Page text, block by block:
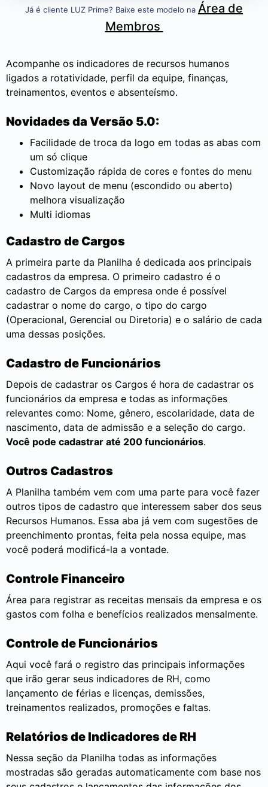
Já é cliente LUZ Prime? Baixe este modelo na Área de
Membros
Acompanhe os indicadores de recursos humanos
ligados a rotatividade, perfil da equipe, finanças,
treinamentos, eventos e absenteísmo.
Novidades da Versão 5.0:
Facilidade de troca da logo em todas as abas com
um só clique
Customização rápida de cores e fontes do menu
Novo layout de menu (escondido ou aberto)
melhora visualização
Multi idiomas
Cadastro de Cargos
A primeira parte da Planilha é dedicada aos principais
cadastros da empresa. O primeiro cadastro é o
cadastro de Cargos da empresa onde é possível
cadastrar o nome do cargo, o tipo do cargo
(Operacional, Gerencial ou Diretoria) e o salário de cada
uma dessas posições.
Cadastro de Funcionários
Depois de cadastrar os Cargos é hora de cadastrar os
funcionários da empresa e todas as informações
relevantes como: Nome, gênero, escolaridade, data de
nascimento, data de admissão e a seleção do cargo.
Você pode cadastrar até 200 funcionários.
Outros Cadastros
A Planilha também vem com uma parte para você fazer
outros tipos de cadastro que interessem saber dos seus
Recursos Humanos. Essa aba já vem com sugestões de
preenchimento prontas, feita pela nossa equipe, mas
você poderá modificá-la a vontade.
Controle Financeiro
Área para registrar as receitas mensais da empresa e os
gastos com folha e benefícios realizados mensalmente.
Controle de Funcionários
Aqui você fará o registro das principais informações
que irão gerar seus indicadores de RH, como
lançamento de férias e licenças, demissões,
treinamentos realizados, promoções e faltas.
Relatórios de Indicadores de RH
Nessa seção da Planilha todas as informações
mostradas são geradas automaticamente com base nos